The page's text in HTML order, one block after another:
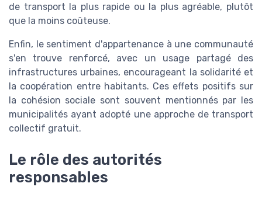
de transport la plus rapide ou la plus agréable, plutôt
que la moins coûteuse.
Enfin, le sentiment d'appartenance à une communauté
s'en trouve renforcé, avec un usage partagé des
infrastructures urbaines, encourageant la solidarité et
la coopération entre habitants. Ces effets positifs sur
la cohésion sociale sont souvent mentionnés par les
municipalités ayant adopté une approche de transport
collectif gratuit.
Le rôle des autorités
responsables